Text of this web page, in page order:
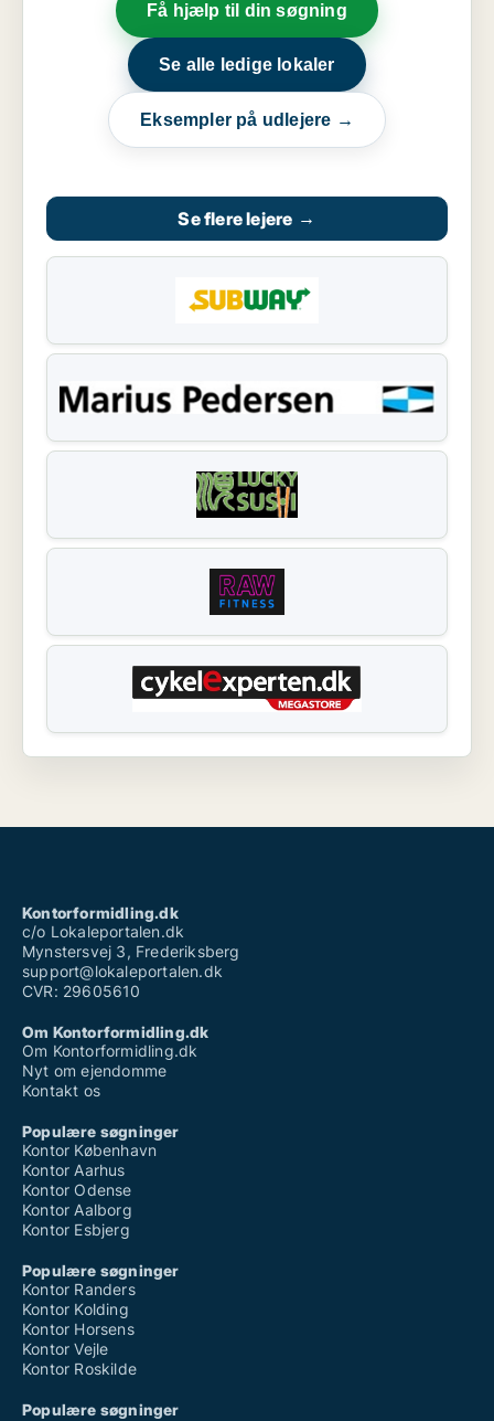
Få hjælp til din søgning
Se alle ledige lokaler
Eksempler på udlejere →
Se flere lejere →
Kontorformidling.dk
c/o Lokaleportalen.dk
Mynstersvej 3, Frederiksberg
support@lokaleportalen.dk
CVR: 29605610
Om Kontorformidling.dk
Om Kontorformidling.dk
Nyt om ejendomme
Kontakt os
Populære søgninger
Kontor København
Kontor Aarhus
Kontor Odense
Kontor Aalborg
Kontor Esbjerg
Populære søgninger
Kontor Randers
Kontor Kolding
Kontor Horsens
Kontor Vejle
Kontor Roskilde
Populære søgninger